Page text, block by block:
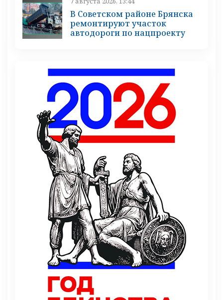
В Советском районе Брянска
ремонтируют участок
автодороги по нацпроекту